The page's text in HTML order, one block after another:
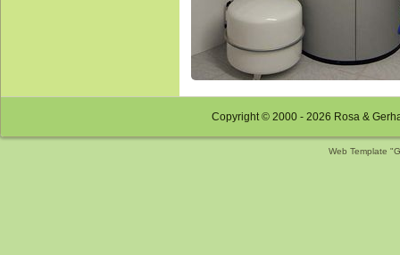
Copyright © 2000 - 2026 Rosa &
Web Template